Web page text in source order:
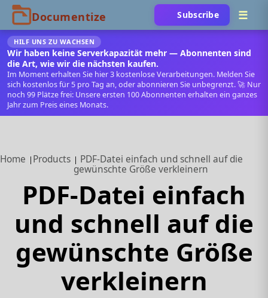
Subscribe
HILF UNS ZU WACHSEN
Wir haben keine Serverkapazität mehr — Abonnenten sind
die Art, wie wir die nächsten kaufen.
Im Moment erhalten Sie hier 3 kostenlose Verarbeitungen. Melden Sie
sich kostenlos für 5 pro Tag an, oder abonnieren Sie unbegrenzt. 🚀 Nur
noch 99 Plätze frei: Unsere ersten 100 Abonnenten erhalten ein ganzes
Jahr zum Preis eines Monats.
Home Products
PDF-Datei einfach und schnell auf die
gewünschte Größe verkleinern
PDF-Datei einfach
und schnell auf die
gewünschte Größe
verkleinern